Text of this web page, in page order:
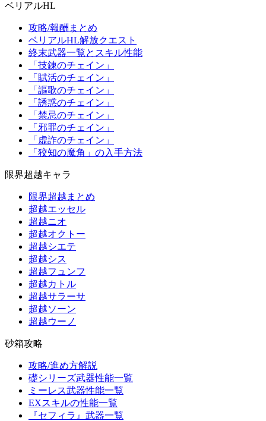
ベリアルHL
攻略/報酬まとめ
ベリアルHL解放クエスト
終末武器一覧とスキル性能
「技錬のチェイン」
「賦活のチェイン」
「謳歌のチェイン」
「誘惑のチェイン」
「禁忌のチェイン」
「邪罪のチェイン」
「虚詐のチェイン」
「狡知の魔角」の入手方法
限界超越キャラ
限界超越まとめ
超越エッセル
超越ニオ
超越オクトー
超越シエテ
超越シス
超越フュンフ
超越カトル
超越サラーサ
超越ソーン
超越ウーノ
砂箱攻略
攻略/進め方解説
礎シリーズ武器性能一覧
ミーレス武器性能一覧
EXスキルの性能一覧
『セフィラ』武器一覧